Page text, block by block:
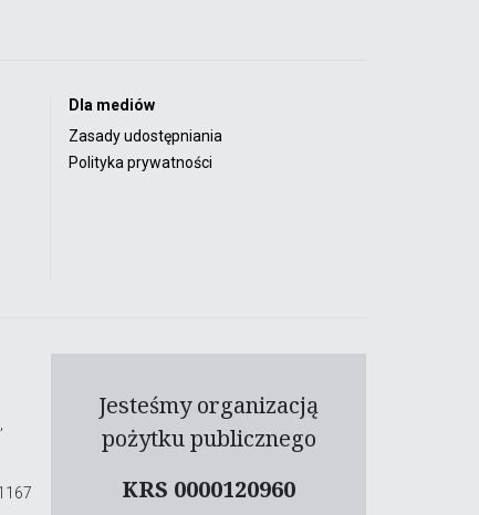
Dla mediów
Zasady udostępniania
Polityka prywatności
Jesteśmy organizacją
pożytku publicznego
KRS 0000120960